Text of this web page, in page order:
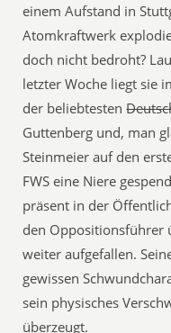
einem Aufstand in
Atomkraftwerk
doch nicht bedroht?
letzter Woche liegt sie
der beliebtesten
Guttenberg und, man
Steinmeier auf den
FWS eine Niere
präsent in der
den Oppositionsführer
weiter aufgefallen.
gewissen
sein physisches
überzeugt.